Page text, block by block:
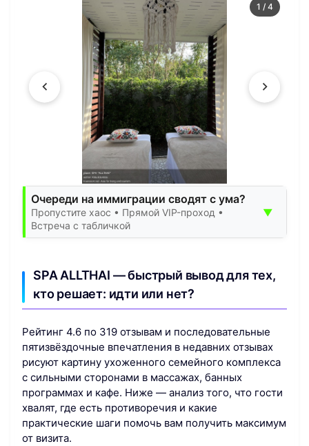
1 / 4
Очереди на иммиграции сводят с ума?
Пропустите хаос • Прямой VIP-проход •
Встреча с табличкой
▼
SPA ALLTHAI — быстрый вывод для тех,
кто решает: идти или нет?
Рейтинг 4.6 по 319 отзывам и последовательные
пятизвёздочные впечатления в недавних отзывах
рисуют картину ухоженного семейного комплекса
с сильными сторонами в масcажах, банных
программах и кафе. Ниже — анализ того, что гости
хвалят, где есть противоречия и какие
практические шаги помочь вам получить максимум
от визита.